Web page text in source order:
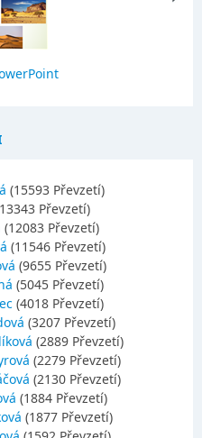
(15593 Převzetí)
Převzetí)
(12083 Převzetí)
(11546 Převzetí)
(9655 Převzetí)
(5045 Převzetí)
(4018 Převzetí)
(3207 Převzetí)
(2889 Převzetí)
(2279 Převzetí)
(2130 Převzetí)
(1884 Převzetí)
(1877 Převzetí)